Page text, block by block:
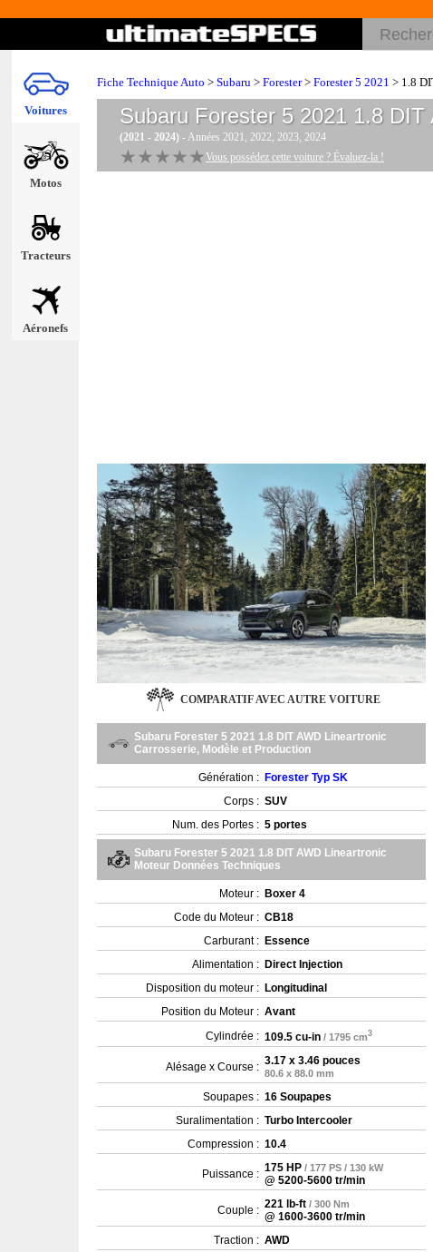
Voitures
Motos
Tracteurs
Aéronefs
Fiche Technique Auto > Subaru > Forester> Forester 5 2021 > 1.8
Subaru Forester 5 2021 1.8 DIT
(2021 - 2024) - Années 2021, 2022, 2023, 2024
★★★★★
★★★★★ Vous possédez cette voiture ? Évaluez-la !
COMPARATIF AVEC AUTRE VOITURE
Subaru Forester 5 2021 1.8 DIT AWD Lineartronic
Carrosserie, Modèle et Production
Génération : Forester Typ SK
Corps : SUV
Num. des Portes : 5 portes
Subaru Forester 5 2021 1.8 DIT AWD Lineartronic
Moteur Données Techniques
Moteur : Boxer 4
Code du Moteur : CB18
Carburant : Essence
Alimentation : Direct Injection
Disposition du moteur : Longitudinal
Position du Moteur : Avant
Cylindrée : 109.5 cu-in / 1795 cm3
Alésage x Course : 3.17 x 3.46 pouces
80.6 x 88.0 mm
Soupapes : 16 Soupapes
Suralimentation : Turbo Intercooler
Compression : 10.4
Puissance : 175 HP / 177 PS / 130 kW
@ 5200-5600 tr/min
Couple : 221 lb-ft / 300 Nm
@ 1600-3600 tr/min
Traction : AWD